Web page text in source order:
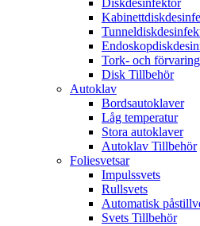
Diskdesinfektor
Tork- och
Disk Tillbehör
Autoklav
Bordsautoklaver
Låg temperatur
Stora autoklaver
Autoklav Tillbehör
Foliesvetsar
Impulssvets
Rullsvets
Automatisk
Svets Tillbehör